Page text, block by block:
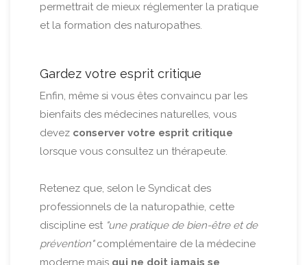
permettrait de mieux réglementer la pratique
et la formation des naturopathes.
Gardez votre esprit critique
Enfin, même si vous êtes convaincu par les
bienfaits des médecines naturelles, vous
devez conserver votre esprit critique
lorsque vous consultez un thérapeute.
Retenez que, selon le Syndicat des
professionnels de la naturopathie, cette
discipline est "une pratique de bien-être et de
prévention"complémentaire de la médecine
moderne mais qui ne doit jamais se